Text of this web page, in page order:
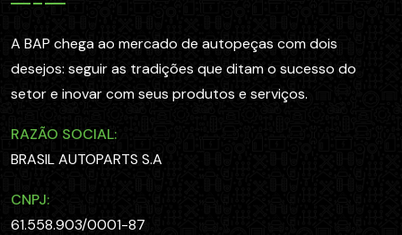
A BAP chega ao mercado de autopeças com dois
desejos: seguir as tradições que ditam o sucesso do
setor e inovar com seus produtos e serviços.
RAZÃO SOCIAL:
BRASIL AUTOPARTS S.A
CNPJ:
61.558.903/0001-87